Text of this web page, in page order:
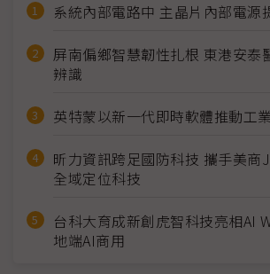
系統內部電路中 主晶片內部電源
屏南偏鄉智慧韌性扎根 東港安泰
辨識
英特蒙以新一代即時軟體推動工
昕力資訊跨足國防科技 攜手美商
全域定位科技
台科大育成新創虎智科技亮相AI
地端AI商用